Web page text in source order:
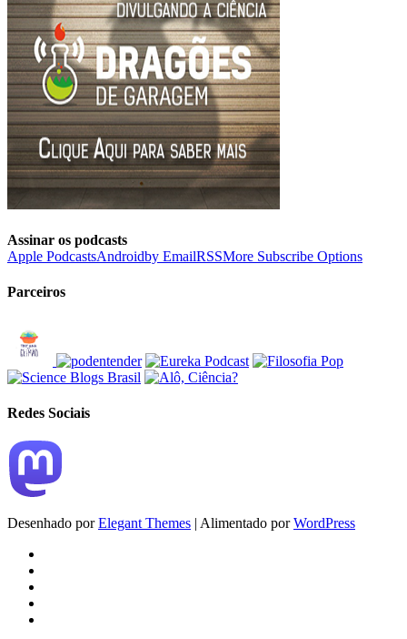
Assinar os podcasts
Apple PodcastsAndroidby EmailRSSMore Subscribe Options
Parceiros
Redes Sociais
Desenhado porElegant Themes | Alimentado porWordPress